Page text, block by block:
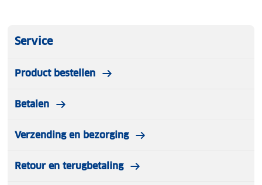
Service
Product bestellen
Betalen
Verzending en bezorging
Retour en terugbetaling